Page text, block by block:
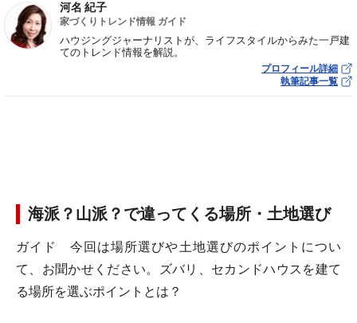
河名 紀子
家づくりトレンド情報 ガイド
ハウジングジャーナリストが、ライフスタイルからみた一戸建
てのトレンド情報を解説。
プロフィール詳細
執筆記事一覧
海派？山派？で違ってくる場所・土地選び
ガイド
今回は場所選びや土地選びのポイントについ
て、お聞かせください。ズバリ、セカンドハウスを建て
る場所を選ぶポイントとは？